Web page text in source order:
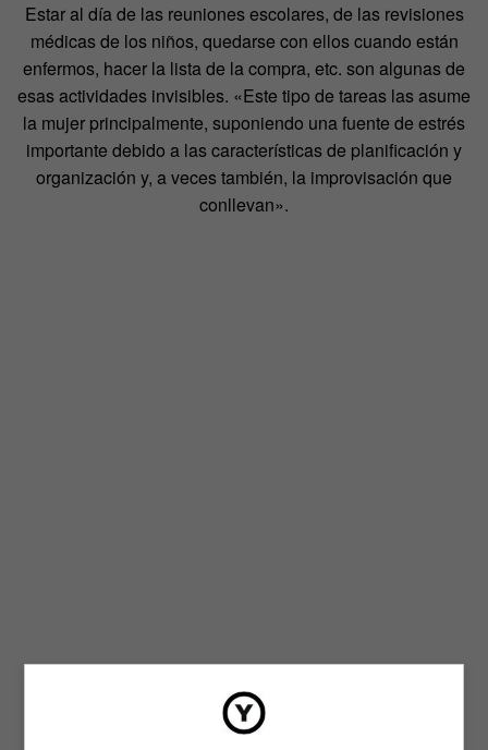
Estar al día de las reuniones escolares, de las revisiones
médicas de los niños, quedarse con ellos cuando están
enfermos, hacer la lista de la compra, etc. son algunas de
esas actividades invisibles. «Este tipo de tareas las asume
la mujer principalmente, suponiendo una fuente de estrés
importante debido a las características de planificación y
organización y, a veces también, la improvisación que
conllevan».